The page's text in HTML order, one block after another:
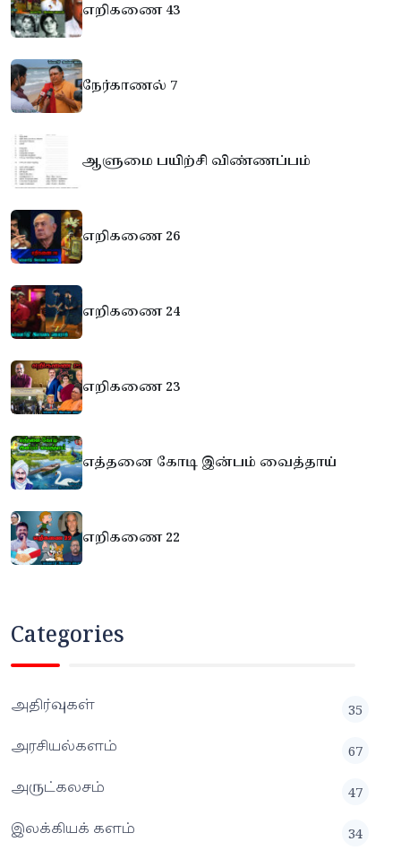
எறிகணை 43
நேர்காணல் 7
ஆளுமை பயிற்சி விண்ணப்பம்
எறிகணை 26
எறிகணை 24
எறிகணை 23
எத்தனை கோடி இன்பம் வைத்தாய்
எறிகணை 22
Categories
அதிர்வுகள்
35
அரசியல்களம்
67
அருட்கலசம்
47
இலக்கியக் களம்
34